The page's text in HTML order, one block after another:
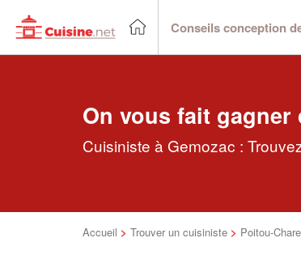
Conseils conception
On vous fait gagner
Cuisiniste à Gemozac :
Accueil > Trouver un cuisiniste > Poitou-